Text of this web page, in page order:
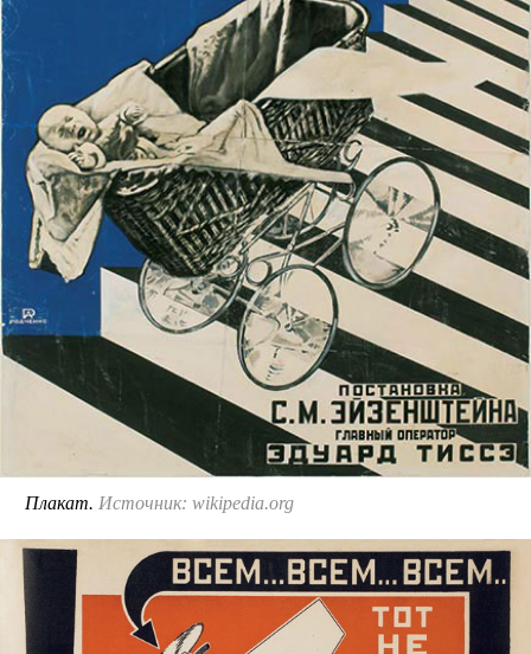
Плакат. Источник: wikipedia.org